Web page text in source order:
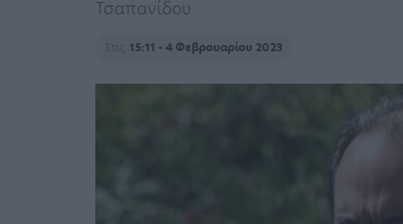
Τσαπανίδου
Στις 15:11 - 4 Φεβρουαρίου 2023